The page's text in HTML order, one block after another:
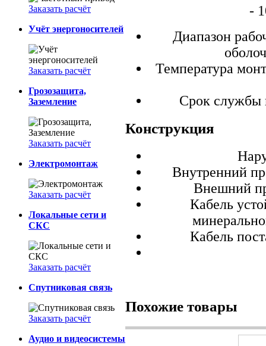
Заказать расчёт
Учёт энергоносителей
Заказать расчёт
Грозозащита,
Заземление
Заказать расчёт
Электромонтаж
Заказать расчёт
Локальные сети и
СКС
Заказать расчёт
Спутниковая связь
Заказать расчёт
Аудио и видеосистемы
-
Диапазон
Температура
Срок службы
Конструкция
Внутренний
Внешний
Кабель
Кабель
Похожие товары